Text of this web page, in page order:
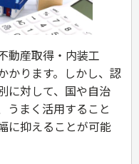
動産取得・内装工
かります。しかし、認
に対して、国や自治
うまく活用すること
に抑えることが可能